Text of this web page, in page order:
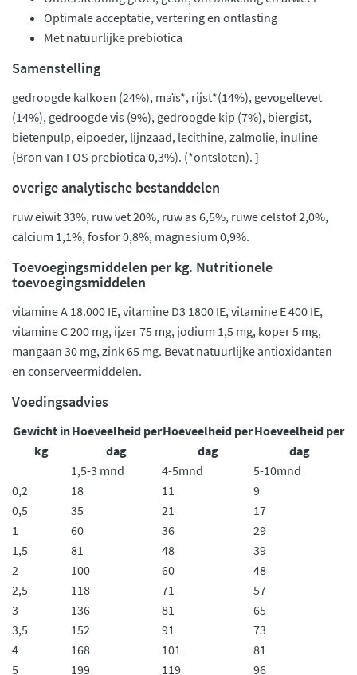
Optimale acceptatie, vertering en ontlasting
Met natuurlijke prebiotica
Samenstelling
gedroogde kalkoen (24%), maïs*, rijst*(14%), gevogeltevet
(14%), gedroogde vis (9%), gedroogde kip (7%), biergist,
bietenpulp, eipoeder, lijnzaad, lecithine, zalmolie, inuline
(Bron van FOS prebiotica 0,3%). (*ontsloten). ]
overige analytische bestanddelen
ruw eiwit 33%, ruw vet 20%, ruw as 6,5%, ruwe celstof 2,0%,
calcium 1,1%, fosfor 0,8%, magnesium 0,9%.
Toevoegingsmiddelen per kg. Nutritionele
toevoegingsmiddelen
vitamine A 18.000 IE, vitamine D3 1800 IE, vitamine E 400 IE,
vitamine C 200 mg, ijzer 75 mg, jodium 1,5 mg, koper 5 mg,
mangaan 30 mg, zink 65 mg. Bevat natuurlijke antioxidanten
en conserveermiddelen.
Voedingsadvies
Gewicht in
kg
Hoeveelheid per
dag
Hoeveelheid per
dag
Hoeveelheid per
dag
1,5-3 mnd
4-5mnd
5-10mnd
0,2
18 11
9
0,5
35 21
17
1
60 36
29
1,5
81 48
39
2
100 60
48
2,5
118 71
57
3
136 81
65
3,5
152 91
73
4
168 101
81
5
199 119 96